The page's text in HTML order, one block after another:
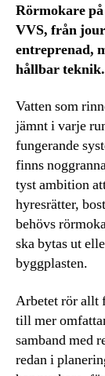
Rörmokare
VVS, från
entreprenad,
hållbar teknik.
Vatten som
jämnt i varje
fungerande
finns
tyst ambition
hyresrätter,
behövs
ska bytas ut
byggplasten.
Arbetet rör allt
till mer
samband med
redan i